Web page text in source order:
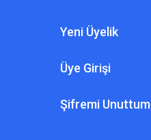
Yeni Üyelik
Üye Girişi
Şifremi Unuttum